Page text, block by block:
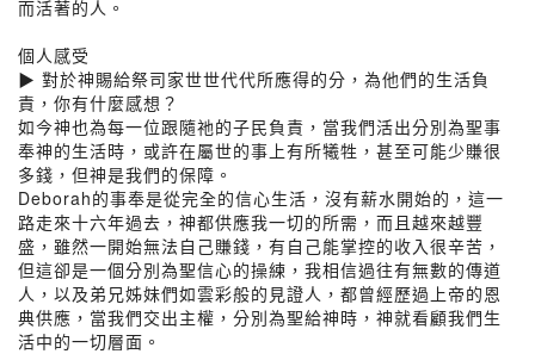
而活著的人。
個人感受
▶︎ 對於神賜給祭司家世世代代所應得的分，為他們的生活負
責，你有什麼感想？
如今神也為每一位跟隨祂的子民負責，當我們活出分別為聖事
奉神的生活時，或許在屬世的事上有所犧牲，甚至可能少賺很
多錢，但神是我們的保障。
Deborah的事奉是從完全的信心生活，沒有薪水開始的，這一
路走來十六年過去，神都供應我一切的所需，而且越來越豐
盛，雖然一開始無法自己賺錢，有自己能掌控的收入很辛苦，
但這卻是一個分別為聖信心的操練，我相信過往有無數的傳道
人，以及弟兄姊妹們如雲彩般的見證人，都曾經歷過上帝的恩
典供應，當我們交出主權，分別為聖給神時，神就看顧我們生
活中的一切層面。